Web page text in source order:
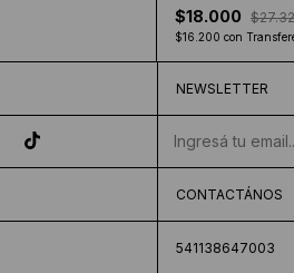
$18.000
$16.200 con
NEWSLETTER
CONTACTÁNOS
541138647003